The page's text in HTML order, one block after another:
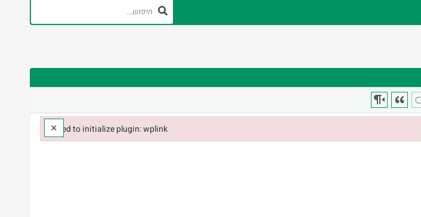
Failed to initialize plugin: wplink
×
Failed to initialize plugin: wplink